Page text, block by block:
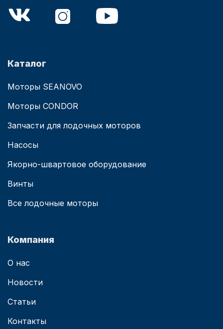
Каталог
Моторы SEANOVO
Моторы CONDOR
Запчасти для лодочных моторов
Насосы
Якорно-швартовое оборудование
Винты
Все лодочные моторы
Компания
О нас
Новости
Статьи
Контакты